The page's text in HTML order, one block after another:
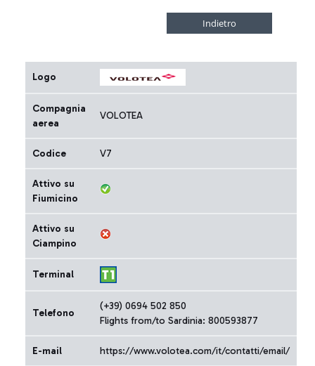
Logo
Compagnia
aerea
VOLOTEA
Codice V7
Attivo su
Fiumicino
Attivo su
Ciampino
Terminal
Telefono
(+39) 0694 502 850
Flights from/to Sardinia: 800593877
E-mail https://www.volotea.com/it/contatti/email/